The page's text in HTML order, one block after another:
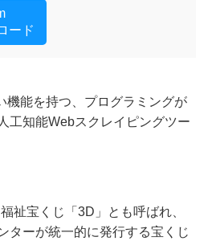
ード
機能を持つ、プログラミングが
工知能Webスクレイピングツー
祉宝くじ「3D」とも呼ばれ、
ターが統一的に発行する宝くじ